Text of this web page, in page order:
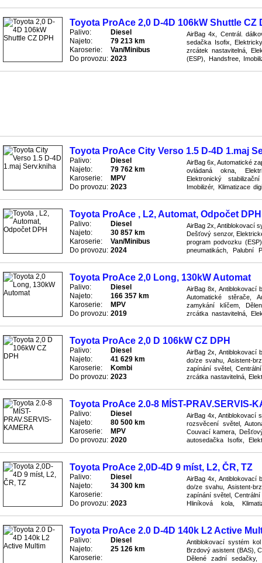
Toyota ProAce 2,0 D-4D 106kW Shuttle CZ
Palivo:
Diesel
Najeto:
79 213 km
Karoserie:
Van/Minibus
Do provozu: 2023
AirBag 4x, Centrál.
sedačka Isofix,
zrcátek nastavitelná,
(ESP), Handsfree,
Toyota ProAce City Verso 1.5 D-4D 1.maj
Palivo:
Diesel
Najeto:
79 762 km
Karoserie:
MPV
Do provozu: 2023
AirBag 6x, Automatické
ovládaná okna,
Elektronický
Imobilizér, Klimatizace
Toyota ProAce , L2, Automat, Odpočet DPH
Palivo:
Diesel
Najeto:
30 857 km
Karoserie:
Van/Minibus
Do provozu: 2024
AirBag 2x, Antiblokovací
Dešťový senzor,
program podvozku
pneumatikách, Palubní
Toyota ProAce 2,0 Long, 130kW Automat
Palivo:
Diesel
Najeto:
166 357 km
Karoserie:
MPV
Do provozu: 2019
AirBag 8x, Antiblokovací
Automatické stěrače,
zamykání klíčem,
zrcátka nastavitelná,
Toyota ProAce 2,0 D 106kW CZ DPH
Palivo:
Diesel
Najeto:
41 629 km
Karoserie:
Kombi
Do provozu: 2023
AirBag 2x, Antiblokovací
do/ze svahu, Asistent-
zapínání světel,
zrcátka nastavitelná,
Toyota ProAce 2.0-8 MÍST-PRAV.SERVIS-
Palivo:
Diesel
Najeto:
80 500 km
Karoserie:
MPV
Do provozu: 2020
AirBag 4x, Antiblokovací
rozsvěcení světel,
Couvací kamera,
autosedačka Isofix,
Toyota ProAce 2,0D-4D 9 míst, L2, ČR, TZ
Palivo:
Diesel
Najeto:
34 300 km
Karoserie:
Do provozu: 2023
AirBag 4x, Antiblokovací
do/ze svahu, Asistent-
zapínání světel,
Hliníková kola,
Toyota ProAce 2.0 D-4D 140k L2 Active
Palivo:
Diesel
Najeto:
25 126 km
Karoserie:
Antiblokovací systém
Brzdový asistent (BAS),
Dělené zadní sedačky,